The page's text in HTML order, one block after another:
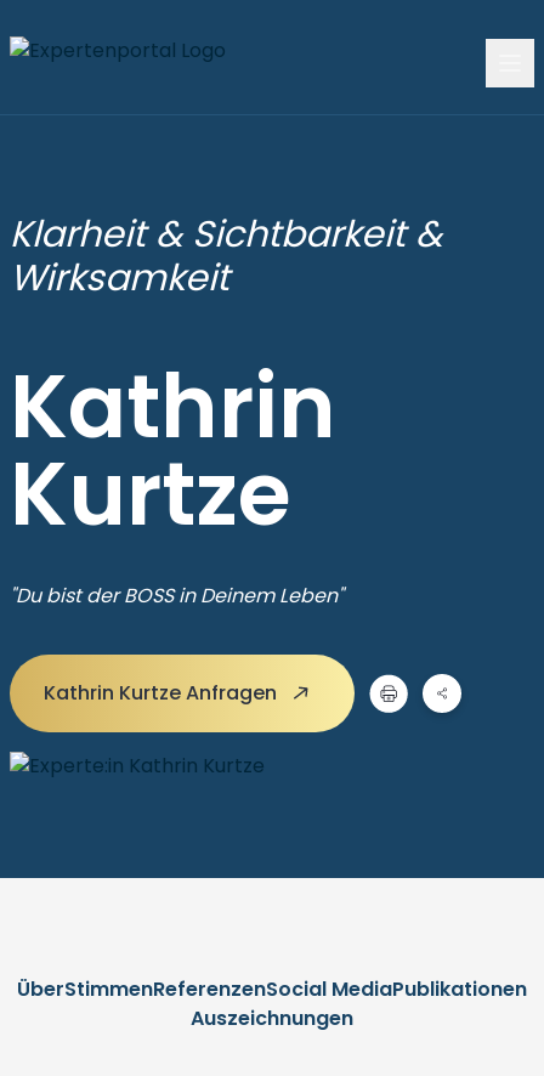
Klarheit & Sichtbarkeit &
Wirksamkeit
Kathrin
Kurtze
"Du bist der BOSS in Deinem Leben"
Kathrin Kurtze Anfragen
ÜberStimmenReferenzenSocial MediaPublikationen
Auszeichnungen